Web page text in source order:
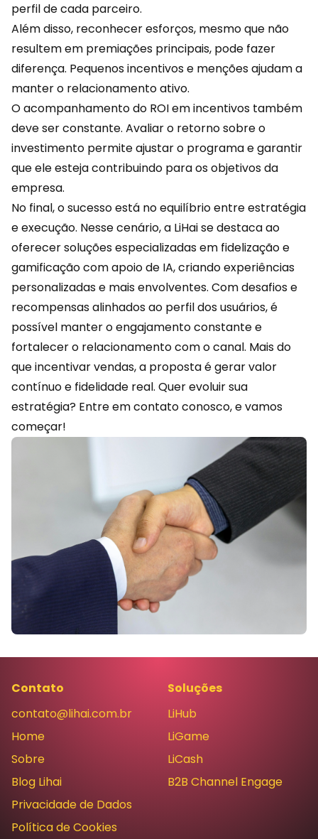
perfil de cada parceiro.
Além disso, reconhecer esforços, mesmo que não
resultem em premiações principais, pode fazer
diferença. Pequenos incentivos e menções ajudam a
manter o relacionamento ativo.
O acompanhamento do ROI em incentivos também
deve ser constante. Avaliar o retorno sobre o
investimento permite ajustar o programa e garantir
que ele esteja contribuindo para os objetivos da
empresa.
No final, o sucesso está no equilíbrio entre estratégia
e execução. Nesse cenário, a LiHaise destaca ao
oferecer soluções especializadas em fidelização e
gamificação com apoio de IA, criando experiências
personalizadas e mais envolventes. Com desafios e
recompensas alinhados ao perfil dos usuários, é
possível manter o engajamento constante e
fortalecer o relacionamentocom o canal. Mais do
que incentivar vendas, a proposta é gerar valor
contínuo e fidelidade real. Quer evoluir sua
estratégia? Entre em contatoconosco, e vamos
começar!
Contato
contato@lihai.com.br
Home
Sobre
Blog Lihai
Privacidade de Dados
Política de Cookies
Soluções
LiHub
LiGame
LiCash
B2B Channel Engage